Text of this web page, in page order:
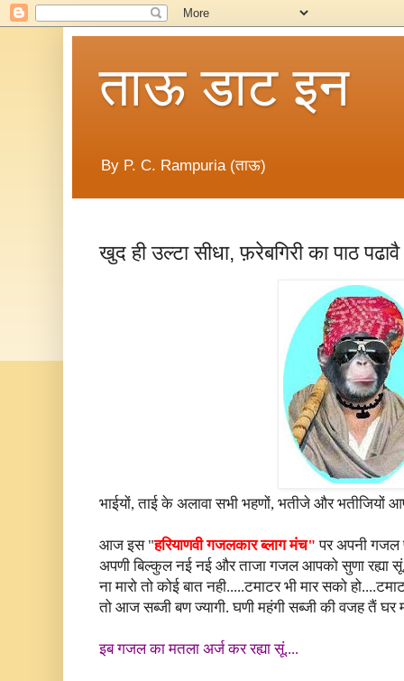
ताऊ डाट इन
By P. C. Rampuria (ताऊ)
खुद ही उल्टा सीधा, फ़रेबगिरी का पाठ
भाईयों, ताई के अलावा सभी भहणों, भतीजे और भतीजियों
आज इस "हरियाणवी गजलकार ब्लाग मंच" पर अपनी गजल
अपणी बिल्कुल नई नई और ताजा गजल आपको सुणा रह्या
ना मारो तो कोई बात नही.....टमाटर भी मार सको
तो आज सब्जी बण ज्यागी. घणी महंगी सब्जी की वजह तैं घर
इब गजल का मतला अर्ज कर रह्या सूं....